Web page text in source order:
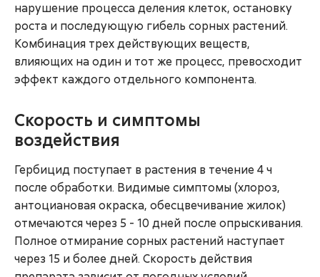
нарушение процесса деления клеток, остановку
роста и последующую гибель сорных растений.
Комбинация трех действующих веществ,
влияющих на один и тот же процесс, превосходит
эффект каждого отдельного компонента.
Скорость и симптомы
воздействия
Гербицид поступает в растения в течение 4 ч
после обработки. Видимые симптомы (хлороз,
антоциановая окраска, обесцвечивание жилок)
отмечаются через 5 - 10 дней после опрыскивания.
Полное отмирание сорных растений наступает
через 15 и более дней. Скорость действия